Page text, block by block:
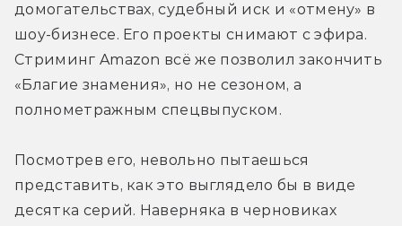
домогательствах, судебный иск и «отмену» в
шоу-бизнесе. Его проекты снимают с эфира.
Стриминг Amazon всё же позволил закончить
«Благие знамения», но не сезоном, а
полнометражным спецвыпуском.
Посмотрев его, невольно пытаешься
представить, как это выглядело бы в виде
десятка серий. Наверняка в черновиках